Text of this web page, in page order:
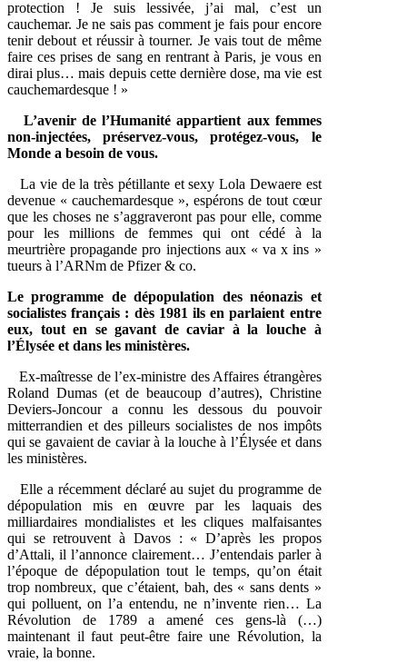
protection ! Je suis lessivée, j’ai mal, c’est un
cauchemar. Je ne sais pas comment je fais pour encore
tenir debout et réussir à tourner. Je vais tout de même
faire ces prises de sang en rentrant à Paris, je vous en
dirai plus… mais depuis cette dernière dose, ma vie est
cauchemardesque ! »
L’avenir de l’Humanité appartient aux femmes
non-injectées, préservez-vous, protégez-vous, le
Monde a besoin de vous.
La vie de la très pétillante et sexy Lola Dewaere est
devenue « cauchemardesque », espérons de tout cœur
que les choses ne s’aggraveront pas pour elle, comme
pour les millions de femmes qui ont cédé à la
meurtrière propagande pro injections aux « va x ins »
tueurs à l’ARNm de Pfizer & co.
Le programme de dépopulation des néonazis et
socialistes français : dès 1981 ils en parlaient entre
eux, tout en se gavant de caviar à la louche à
l’Élysée et dans les ministères.
Ex-maîtresse de l’ex-ministre des Affaires étrangères
Roland Dumas (et de beaucoup d’autres), Christine
Deviers-Joncour a connu les dessous du pouvoir
mitterrandien et des pilleurs socialistes de nos impôts
qui se gavaient de caviar à la louche à l’Élysée et dans
les ministères.
Elle a récemment déclaré au sujet du programme de
dépopulation mis en œuvre par les laquais des
milliardaires mondialistes et les cliques malfaisantes
qui se retrouvent à Davos : « D’après les propos
d’Attali, il l’annonce clairement… J’entendais parler à
l’époque de dépopulation tout le temps, qu’on était
trop nombreux, que c’étaient, bah, des « sans dents »
qui polluent, on l’a entendu, ne n’invente rien… La
Révolution de 1789 a amené ces gens-là (…)
maintenant il faut peut-être faire une Révolution, la
vraie, la bonne.